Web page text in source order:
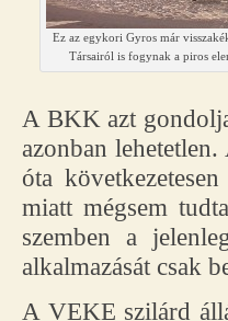
Ez az egykori Gyros már
Társairól is fogynak a piros
A BKK azt
azonban
óta
miatt mégsem
szemben a
alkalmazását csak
A VEKE szilárd